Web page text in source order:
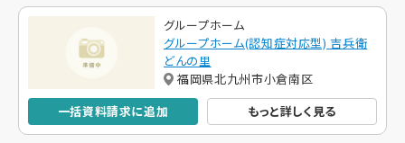
グループホーム
グループホーム(認知症対応型) 吉兵衛
どんの里
福岡県北九州市小倉南区
一括資料請求に追加
もっと詳しく見る